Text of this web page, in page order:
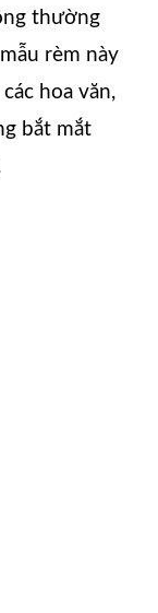
thường
rèm này
hoa văn,
bắt mắt